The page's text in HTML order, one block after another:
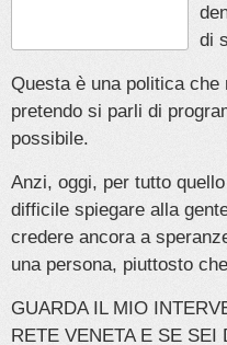
di
Questa è una politica
pretendo si parli di
possibile.
Anzi, oggi, per tutto
difficile spiegare alla
credere ancora a
una persona, piuttosto
GUARDA IL MIO
RETE VENETA E SE SEI